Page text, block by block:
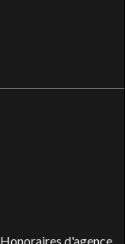
Honoraires d'agence